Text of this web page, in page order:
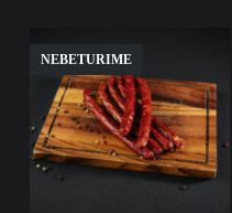
NEBETURIME